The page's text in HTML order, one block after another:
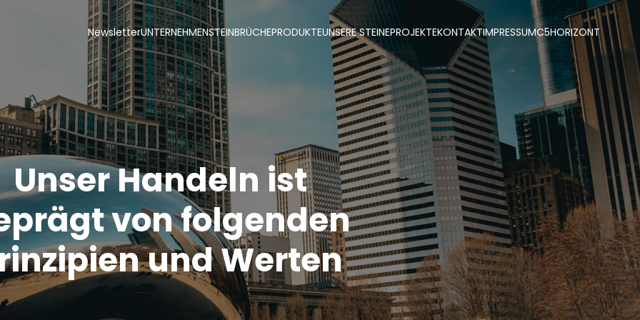
NewsletterUNTERNEHMENSTEINBRÜCHEPRODUKTEUNSERE STEINEPROJEKTEKONTAKTIMPRESSUMC5HORIZONT
Unser Handeln ist
von folgenden
und Werten